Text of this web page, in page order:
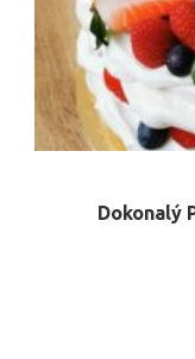
Dokonalý